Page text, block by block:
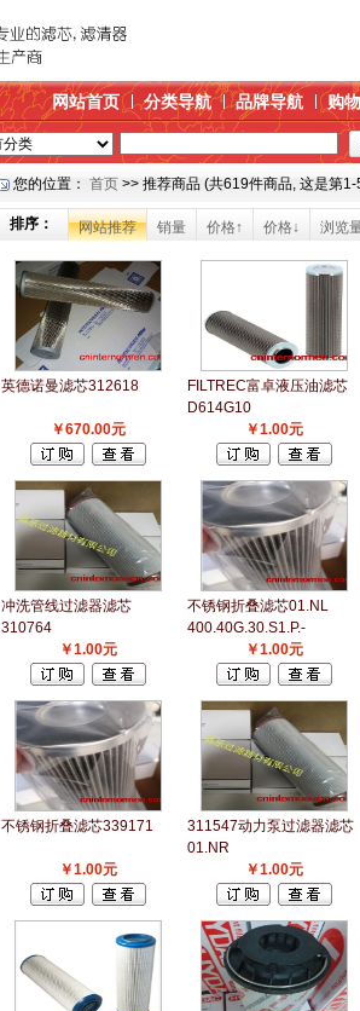
网站首页 分类导航 品牌导航 购
您的位置： 首页 >> 推荐商品 (共619件商品, 这是第
排序： 网站推荐 销量 价格↑ 价格↓ 浏览
英德诺曼滤芯312618
￥670.00元
FILTREC富卓液压油滤芯
D614G10
￥1.00元
冲洗管线过滤器滤芯
310764
￥1.00元
不锈钢折叠滤芯01.NL
400.40G.30.S1.P.-
￥1.00元
不锈钢折叠滤芯339171
￥1.00元
311547动力泵过滤器滤芯
01.NR
1000.16VG.10.B.V.-
￥1.00元